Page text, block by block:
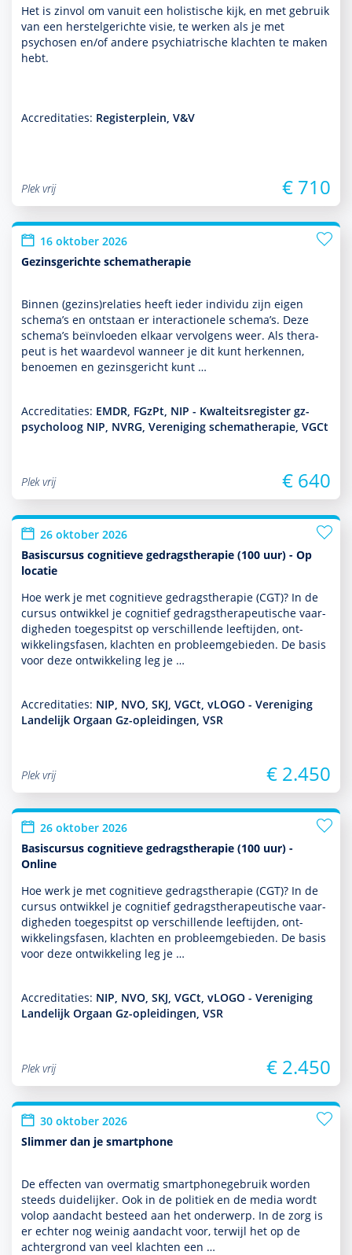
Het is zinvol om vanuit een holistische kijk, en met gebruik
van een herstelgerichte visie, te werken als je met
psychosen en/of andere psychia­trische klachten te maken
hebt.
Accreditaties: Registerplein, V&V
Plek vrij € 710
16 oktober 2026
Gezinsgerichte schematherapie
Binnen (gezins)relaties heeft ieder individu zijn eigen
schema’s en ontstaan er interactionele schema’s. Deze
schema’s beïnvloeden elkaar vervolgens weer. Als thera­
peut is het waardevol wanneer je dit kunt herkennen,
benoemen en gezinsgericht kunt …
Accreditaties: EMDR, FGzPt, NIP - Kwalteitsregister gz-
psycholoog NIP, NVRG, Vereniging schematherapie, VGCt
Plek vrij € 640
26 oktober 2026
Basiscursus cognitieve gedragstherapie (100 uur) - Op
locatie
Hoe werk je met cogni­tieve gedrags­thera­pie (CGT)? In de
cursus ontwik­kel je cognitief gedrags­thera­peu­tische vaar­
dig­heden toegespitst op ver­schil­lende leeftijden, ont­
wikke­lingsfasen, klachten en probleemgebieden. De basis
voor deze ont­wikke­ling leg je …
Accreditaties: NIP, NVO, SKJ, VGCt, vLOGO - Vereniging
Landelijk Orgaan Gz-opleidingen, VSR
Plek vrij € 2.450
26 oktober 2026
Basiscursus cognitieve gedragstherapie (100 uur) -
Online
Hoe werk je met cogni­tieve gedrags­thera­pie (CGT)? In de
cursus ontwik­kel je cognitief gedrags­thera­peu­tische vaar­
dig­heden toegespitst op ver­schil­lende leeftijden, ont­
wikke­lingsfasen, klachten en probleemgebieden. De basis
voor deze ont­wikke­ling leg je …
Accreditaties: NIP, NVO, SKJ, VGCt, vLOGO - Vereniging
Landelijk Orgaan Gz-opleidingen, VSR
Plek vrij € 2.450
30 oktober 2026
Slimmer dan je smartphone
De effecten van overmatig smartphonegebruik worden
steeds duide­lijker. Ook in de politiek en de media wordt
volop aan­dacht besteed aan het onder­werp. In de zorg is
er echter nog weinig aan­dacht voor, terwijl het op de
achter­grond van veel klachten een …